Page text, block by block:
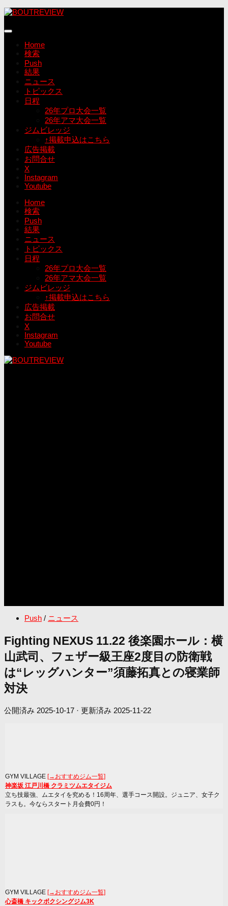
コ
テ
Home
検索
Push
結果
ニュース
トピックス
日程
26年プロ大会一覧
26年アマ大会一覧
ジムビレッジ
↑掲載申込はこちら
広告掲載
お問合せ
X
Instagram
Youtube
Home
検索
Push
結果
ニュース
トピックス
日程
26年プロ大会一覧
26年アマ大会一覧
ジムビレッジ
↑掲載申込はこちら
広告掲載
お問合せ
X
Instagram
Youtube
Push / ニュース
Fighting NEXUS 11.22 後楽園ホール：横
山武司、フェザー級王座2度目の防衛戦
は“レッグハンター”須藤拓真との寝業師
対決
公開済み 2025-10-17 · 更新済み 2025-11-22
GYM VILLAGE [→おすすめジム一覧]
神楽坂 江戸川橋 クラミツムエタイジム
立ち技最強、ムエタイを究める！16周年、選手コース開設。ジュニア、女子ク
ラスも。今ならスタート月会費0円！
GYM VILLAGE [→おすすめジム一覧]
心斎橋 キックボクシングジム3K